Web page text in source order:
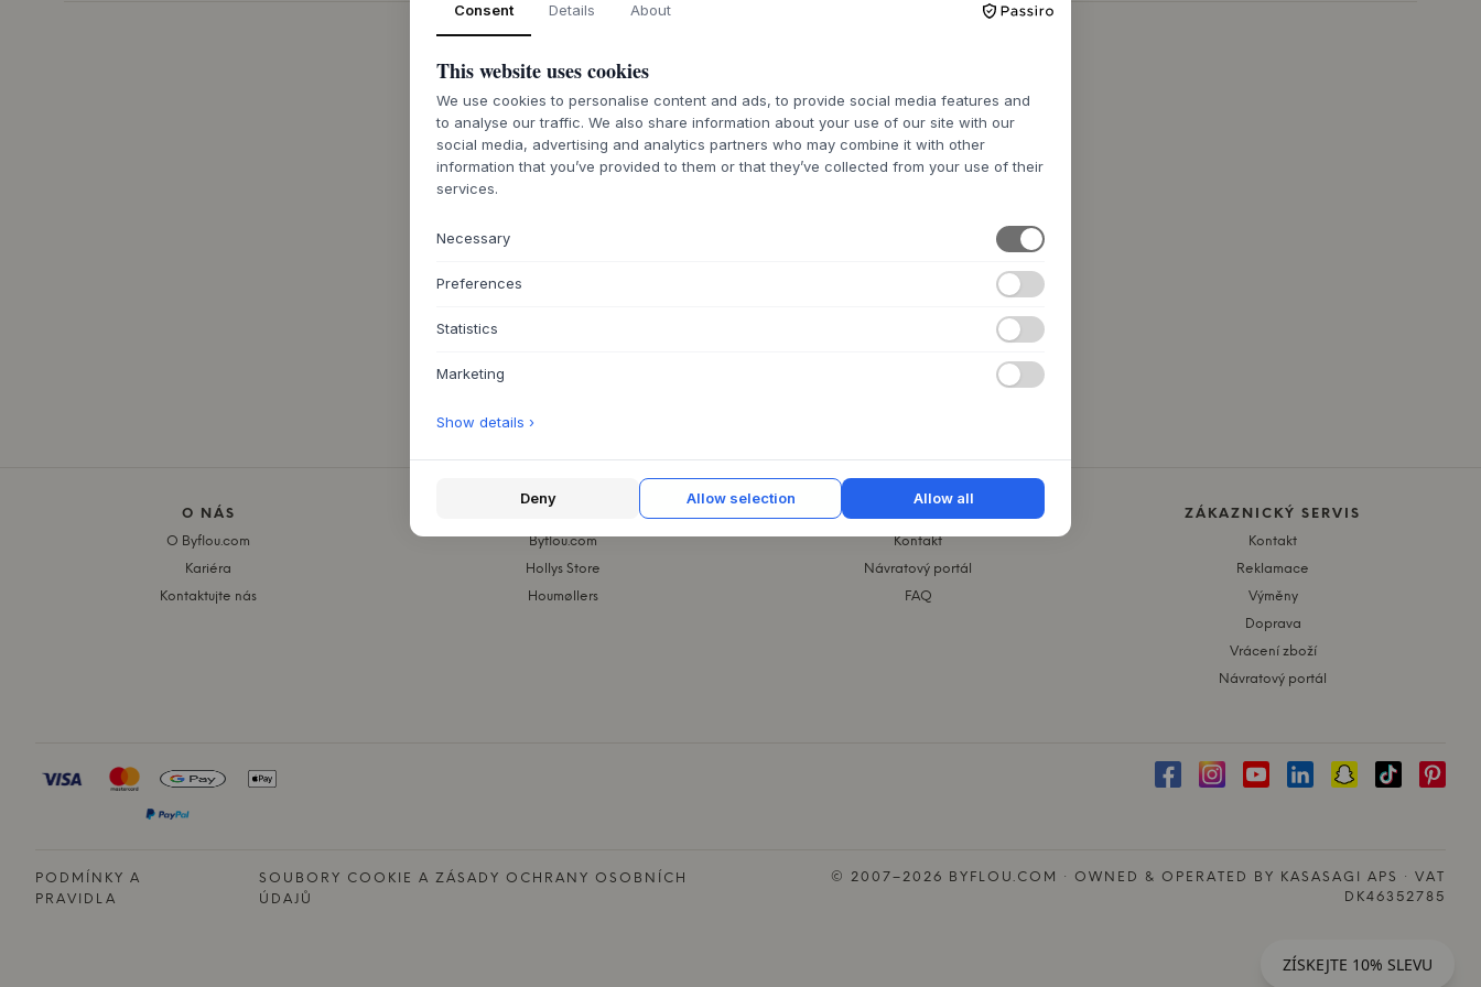
O NÁS
O Byflou.com
Kariéra
Kontaktujte nás
SKUPINA KASASAGI
Byflou.com
Hollys Store
Houmøllers
Kontakt
Návratový portál
FAQ
ZÁKAZNICKÝ SERVIS
Kontakt
Reklamace
Výměny
Doprava
Vrácení zboží
Návratový portál
PODMÍNKY A
PRAVIDLA
SOUBORY COOKIE A ZÁSADY OCHRANY OSOBNÍCH
ÚDAJŮ
© 2007–2026 BYFLOU.COM · OWNED & OPERATED BY KASASAGI APS · VAT
DK46352785
ZÍSKEJTE 10% SLEVU
Consent Details About
This website uses cookies
We use cookies to personalise content and ads, to provide social media features and
to analyse our traffic. We also share information about your use of our site with our
social media, advertising and analytics partners who may combine it with other
information that you’ve provided to them or that they’ve collected from your use of their
services.
Necessary
Preferences
Statistics
Marketing
Show details ›
Deny Allow selection Allow all